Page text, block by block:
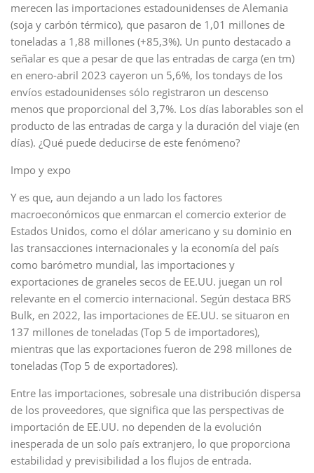
merecen las importaciones estadounidenses de Alemania
(soja y carbón térmico), que pasaron de 1,01 millones de
toneladas a 1,88 millones (+85,3%). Un punto destacado a
señalar es que a pesar de que las entradas de carga (en tm)
en enero-abril 2023 cayeron un 5,6%, los tondays de los
envíos estadounidenses sólo registraron un descenso
menos que proporcional del 3,7%. Los días laborables son el
producto de las entradas de carga y la duración del viaje (en
días). ¿Qué puede deducirse de este fenómeno?
Impo y expo
Y es que, aun dejando a un lado los factores
macroeconómicos que enmarcan el comercio exterior de
Estados Unidos, como el dólar americano y su dominio en
las transacciones internacionales y la economía del país
como barómetro mundial, las importaciones y
exportaciones de graneles secos de EE.UU. juegan un rol
relevante en el comercio internacional. Según destaca BRS
Bulk, en 2022, las importaciones de EE.UU. se situaron en
137 millones de toneladas (Top 5 de importadores),
mientras que las exportaciones fueron de 298 millones de
toneladas (Top 5 de exportadores).
Entre las importaciones, sobresale una distribución dispersa
de los proveedores, que significa que las perspectivas de
importación de EE.UU. no dependen de la evolución
inesperada de un solo país extranjero, lo que proporciona
estabilidad y previsibilidad a los flujos de entrada.